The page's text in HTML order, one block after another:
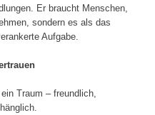
Er braucht Menschen,
sondern es als das
Aufgabe.
Traum – freundlich,